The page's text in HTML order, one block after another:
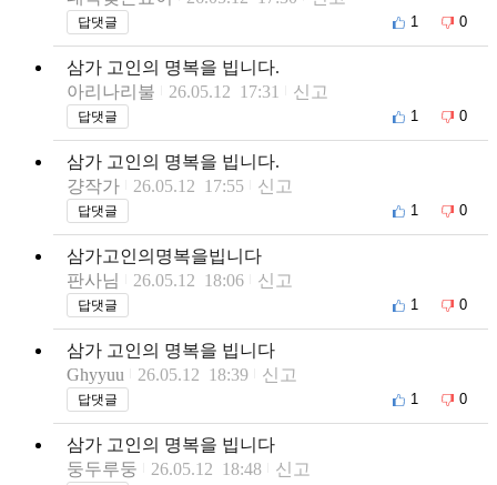
답댓글 1 0
삼가 고인의 명복을 빕니다.
아리나리불
26.05.12 17:31 신고
답댓글 1 0
삼가 고인의 명복을 빕니다.
걍작가
26.05.12 17:55 신고
답댓글 1 0
삼가고인의명복을빕니다
판사님
26.05.12 18:06 신고
답댓글 1 0
삼가 고인의 명복을 빕니다
Ghyyuu
26.05.12 18:39 신고
답댓글 1 0
삼가 고인의 명복을 빕니다
둥두루둥
26.05.12 18:48 신고